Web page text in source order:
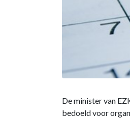
De minister van
bedoeld voor